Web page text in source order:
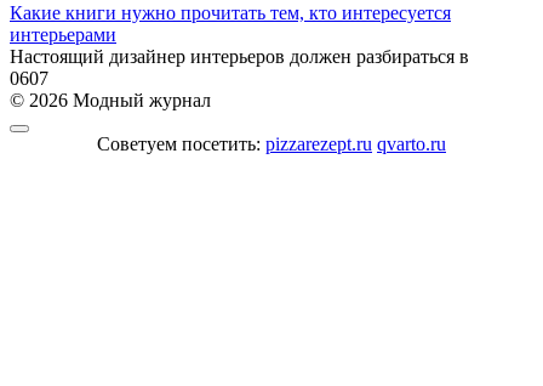
Какие книги нужно прочитать тем, кто интересуется
интерьерами
Настоящий дизайнер интерьеров должен разбираться в
0607
© 2026 Модный журнал
Советуем посетить: pizzarezept.ru qvarto.ru